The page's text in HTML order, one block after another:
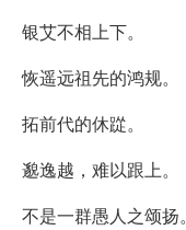
银艾不相上下。
恢遥远祖先的鸿规。
拓前代的休踨。
邈逸越，难以跟上。
不是一群愚人之颂扬。